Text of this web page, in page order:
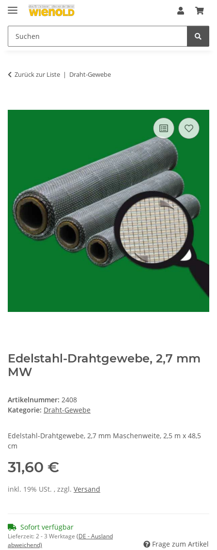
Zurück zur Liste Draht-Gewebe
Edelstahl-Drahtgewebe, 2,7 mm
MW
Artikelnummer: 2408
Kategorie: Draht-Gewebe
Edelstahl-Drahtgewebe, 2,7 mm Maschenweite, 2,5 m x 48,5
cm
31,60 €
inkl. 19% USt. , zzgl. Versand
Sofort verfügbar
Lieferzeit:2 - 3 Werktage (DE - Ausland
abweichend)
Frage zum Artikel